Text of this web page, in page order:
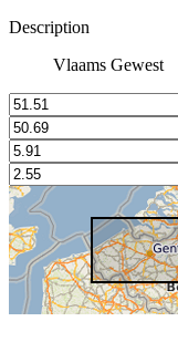
Description
Vlaams Gewest